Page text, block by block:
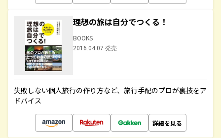
理想の旅は自分でつくる！
BOOKS
2016.04.07 発売
失敗しない個人旅行の作り方など、旅行手配のプロが裏技をア
ドバイス
詳細を見る